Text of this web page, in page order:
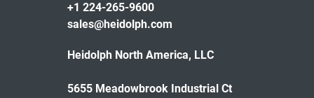
+1 224-265-9600
sales@heidolph.com
Heidolph North America, LLC
5655 Meadowbrook Industrial Ct